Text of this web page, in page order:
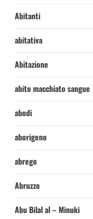
Abitanti
abitativa
Abitazione
abito macchiato sangue
abodi
aborigeno
abrego
Abruzzo
Abu Bilal al – Minuki